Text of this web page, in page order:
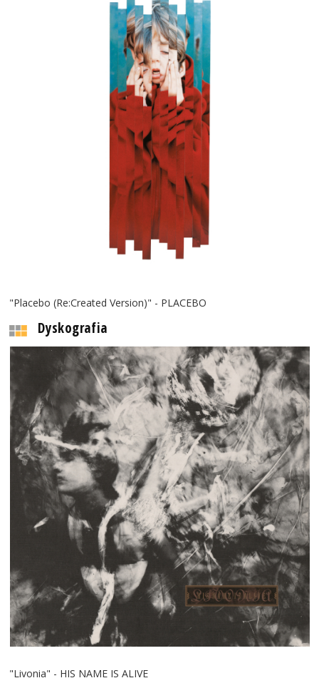
"Placebo (Re:Created Version)" - PLACEBO
Dyskografia
"Livonia" - HIS NAME IS ALIVE